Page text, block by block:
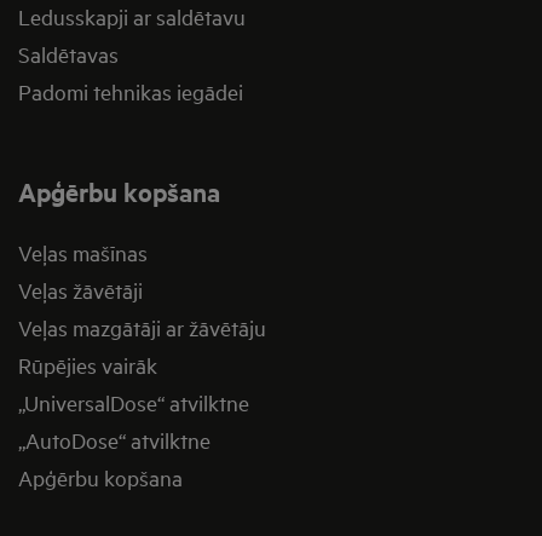
Ledusskapji ar saldētavu
Saldētavas
Padomi tehnikas iegādei
Apģērbu kopšana
Veļas mašīnas
Veļas žāvētāji
Veļas mazgātāji ar žāvētāju
Rūpējies vairāk
„UniversalDose“ atvilktne
„AutoDose“ atvilktne
Apģērbu kopšana